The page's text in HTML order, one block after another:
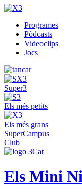
Programes
Pòdcasts
Videoclips
Jocs
Super3
Els més petits
Els més grans
SuperCampus
Club
Els Mini